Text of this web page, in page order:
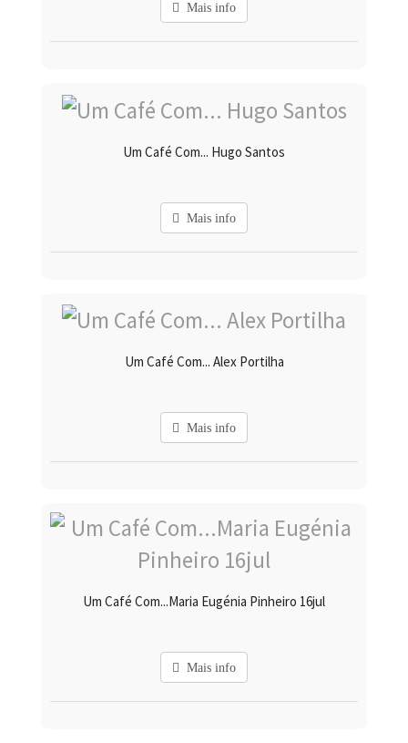
Mais info
Um Café Com... Hugo Santos
Mais info
Um Café Com... Alex Portilha
Mais info
Um Café Com...Maria Eugénia Pinheiro 16jul
Mais info